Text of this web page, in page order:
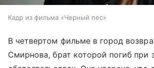
Кадр из фильма «Черный пес»
В четвертом фильме в город
Смирнова, брат которой погиб при